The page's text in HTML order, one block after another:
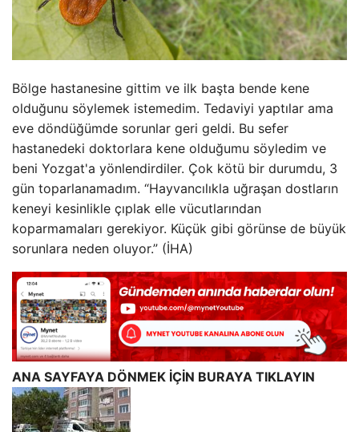
Bölge hastanesine gittim ve ilk başta bende kene
olduğunu söylemek istemedim. Tedaviyi yaptılar ama
eve döndüğümde sorunlar geri geldi. Bu sefer
hastanedeki doktorlara kene olduğumu söyledim ve
beni Yozgat'a yönlendirdiler. Çok kötü bir durumdu, 3
gün toparlanamadım. “Hayvancılıkla uğraşan dostların
keneyi kesinlikle çıplak elle vücutlarından
koparmamaları gerekiyor. Küçük gibi görünse de büyük
sorunlara neden oluyor.” (İHA)
ANA SAYFAYA DÖNMEK İÇİN BURAYA TIKLAYIN